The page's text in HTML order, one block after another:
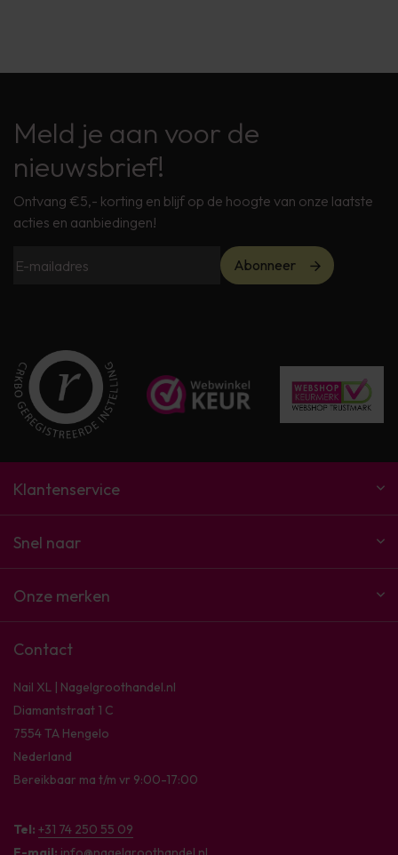
Meld je aan voor de
nieuwsbrief!
Ontvang €5,- korting en blijf op de hoogte van onze laatste
acties en aanbiedingen!
Abonneer
Klantenservice
Snel naar
Onze merken
Contact
Nail XL | Nagelgroothandel.nl
Diamantstraat 1 C
7554 TA Hengelo
Nederland
Bereikbaar ma t/m vr 9:00-17:00
Tel: +31 74 250 55 09